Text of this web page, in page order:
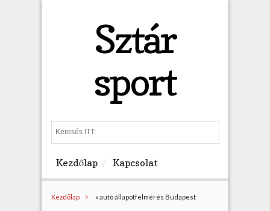
Sztár
sport
e
h
Kezdőlap Kapcsolat
Kezdőlap »autó állapotfelmérés Budapest